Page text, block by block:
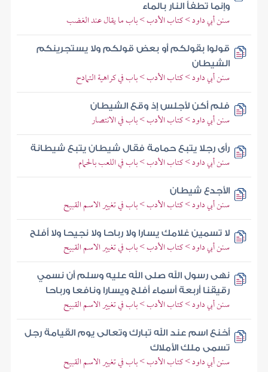
وإنما تطفأ النار بالماء
سنن أبي داود > كتاب الأدب > باب ما يقال عند الغضب
قولوا بقولكم أو بعض قولكم ولا يستجرينكم
الشيطان
سنن أبي داود > كتاب الأدب > باب في كراهية التمادح
فلم أكن لأجلس إذ وقع الشيطان
سنن أبي داود > كتاب الأدب > باب في الانتصار
رأى رجلا يتبع حمامة فقال شيطان يتبع شيطانة
سنن أبي داود > كتاب الأدب > باب في اللعب بالحمام
الأجدع شيطان
سنن أبي داود > كتاب الأدب > باب في تغيير الاسم القبيح
لا تسمين غلامك يسارا ولا رباحا ولا نجيحا ولا أفلح
سنن أبي داود > كتاب الأدب > باب في تغيير الاسم القبيح
نهى رسول الله صلى الله عليه وسلم أن نسمي
رقيقنا أربعة أسماء أفلح ويسارا ونافعا ورباحا
سنن أبي داود > كتاب الأدب > باب في تغيير الاسم القبيح
أخنع اسم عند الله تبارك وتعالى يوم القيامة رجل
تسمى ملك الأملاك
سنن أبي داود > كتاب الأدب > باب في تغيير الاسم القبيح